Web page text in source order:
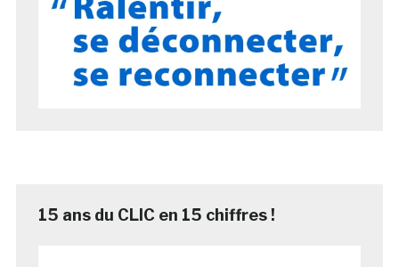
15 ans du CLIC en 15 chiffres !